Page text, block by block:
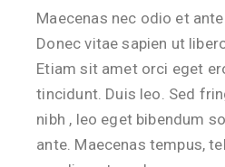
Maecenas nec odio et
Donec vitae sapien ut
Etiam sit amet orci eget
tincidunt. Duis leo. Sed
nibh , leo eget bibendum
ante. Maecenas tempus,